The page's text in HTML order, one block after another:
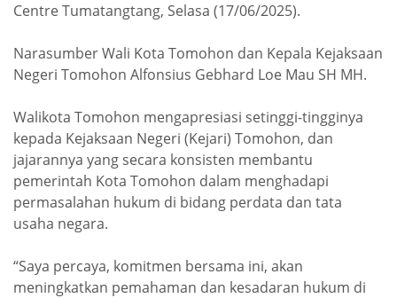
Centre Tumatangtang, Selasa (17/06/2025).
Narasumber Wali Kota Tomohon dan Kepala Kejaksaan
Negeri Tomohon Alfonsius Gebhard Loe Mau SH MH.
Walikota Tomohon mengapresiasi setinggi-tingginya
kepada Kejaksaan Negeri (Kejari) Tomohon, dan
jajarannya yang secara konsisten membantu
pemerintah Kota Tomohon dalam menghadapi
permasalahan hukum di bidang perdata dan tata
usaha negara.
“Saya percaya, komitmen bersama ini, akan
meningkatkan pemahaman dan kesadaran hukum di